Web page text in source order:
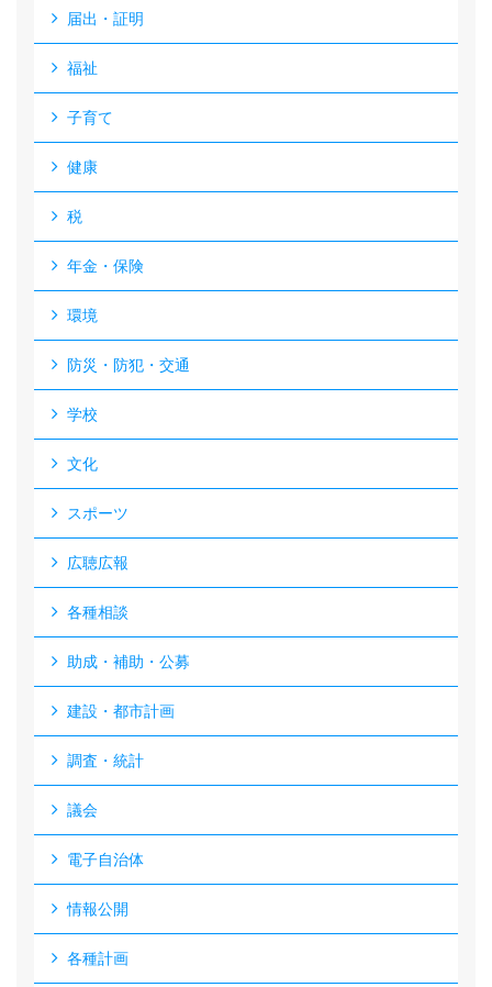
届出・証明
福祉
子育て
健康
税
年金・保険
環境
防災・防犯・交通
学校
文化
スポーツ
広聴広報
各種相談
助成・補助・公募
建設・都市計画
調査・統計
議会
電子自治体
情報公開
各種計画